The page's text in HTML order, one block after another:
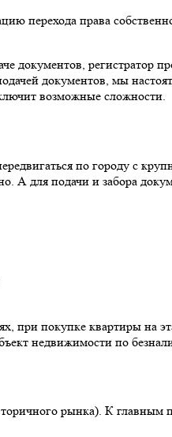
перехода права
регистратор
документов, мы
возможные сложности.
по городу с
А для подачи и забора
при покупке квартиры на
недвижимости по
рынка). К главным